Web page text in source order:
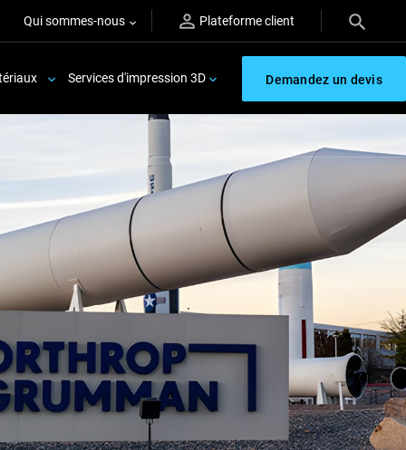
Qui sommes-nous Plateforme client
Services d'impression 3D Demandez un devis